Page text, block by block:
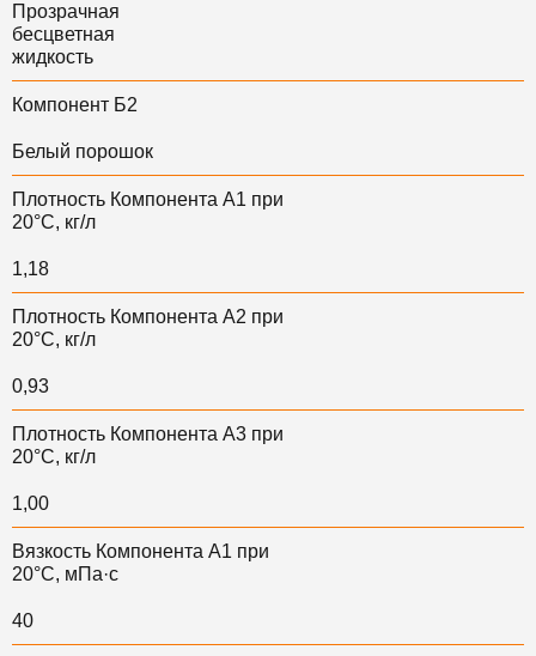
Прозрачная
бесцветная
жидкость
Компонент Б2
Белый порошок
Плотность Компонента А1 при
20°С, кг/л
1,18
Плотность Компонента А2 при
20°С, кг/л
0,93
Плотность Компонента А3 при
20°С, кг/л
1,00
Вязкость Компонента А1 при
20°С, мПа·с
40